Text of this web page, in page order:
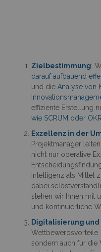
Zielbestimmung:
darauf aufbauend
und dieAnalyse von
effiziente Erstellung
wie SCRUM oder OKR
Exzellenz in der
Projektmanager
nicht nur operative
Intelligenz als Mittel
dabei
stehen wir Ihnen mit
und kontinuierliche
Digitalisierung und
sondern auch für die